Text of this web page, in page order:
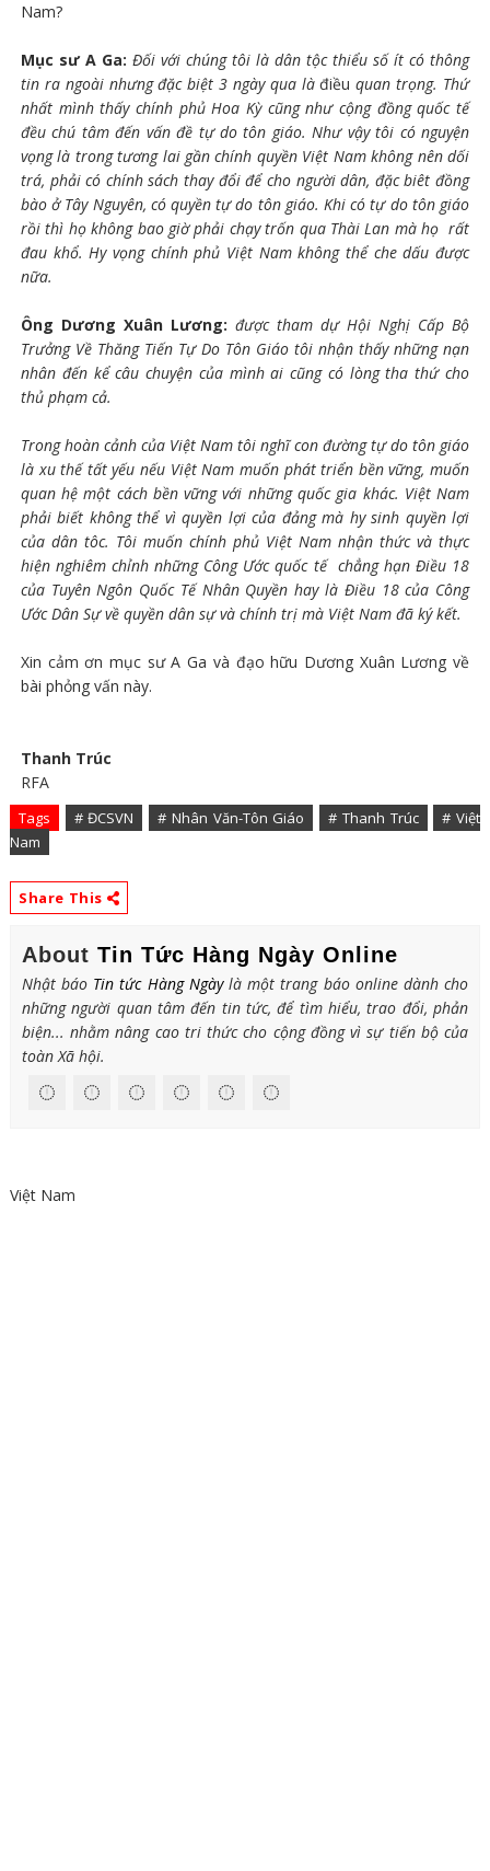
Nam?
Mục sư A Ga: Đối với chúng tôi là dân tộc thiểu số ít có thông
tin ra ngoài nhưng đặc biệt 3 ngày qua làđiềuquan trọng. Thứ
nhất mình thấy chính phủ Hoa Kỳ cũng như cộng đồng quốc tế
đều chú tâm đến vấn đề tự do tôn giáo. Như vậy tôi có nguyện
vọng là trong tương lai gần chính quyền Việt Nam không nên dối
trá, phải có chính sách thay đổi để cho người dân, đặc biêt đồng
bào ở Tây Nguyên, có quyền tự do tôn giáo. Khi có tự do tôn giáo
rồi thì họ không bao giờ phải chạy trốn qua Thài Lan mà họ rất
đau khổ. Hy vọng chính phủ Việt Nam không thể che dấu được
nữa.
Ông Dương Xuân Lương: được tham dự Hội Nghị Cấp Bộ
Trưởng Về Thăng Tiến Tự Do Tôn Giáo tôi nhận thấy những nạn
nhân đến kể câu chuyện của mình ai cũng có lòng tha thứ cho
thủ phạm cả.
Trong hoàn cảnh của Việt Nam tôi nghĩ con đường tự do tôn giáo
là xu thế tất yếu nếu Việt Nam muốn phát triển bền vững, muốn
quan hệ một cách bền vững với những quốc gia khác. Việt Nam
phải biết không thể vì quyền lợi của đảng mà hy sinh quyền lợi
của dân tôc. Tôi muốn chính phủ Việt Nam nhận thức và thực
hiện nghiêm chỉnh những Công Ước quốc tế chẳng hạn Điều 18
của Tuyên Ngôn Quốc Tế Nhân Quyền hay là Điều 18 của Công
Ước Dân Sự về quyền dân sự và chính trị mà Việt Nam đã ký kết.
Xin cảm ơn mục sư A Ga và đạo hữu Dương Xuân Lương về
bài phỏng vấn này.
Thanh Trúc
RFA
Tags # ĐCSVN # Nhân Văn-Tôn Giáo # Thanh Trúc
# Việt
Nam
Share This
About Tin Tức Hàng Ngày Online
Nhật báo Tin tức Hàng Ngàylà một trang báo online dành cho
những người quan tâm đến tin tức, để tìm hiểu, trao đổi, phản
biện... nhằm nâng cao tri thức cho cộng đồng vì sự tiến bộ của
toàn Xã hội.
Việt Nam